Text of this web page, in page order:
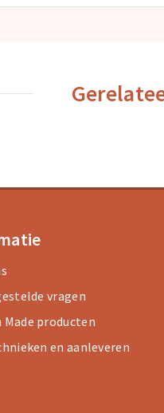
vragen
Made producten
en aanleveren